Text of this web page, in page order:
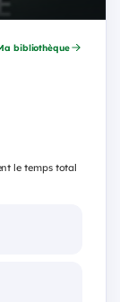
bibliothèque
le temps total